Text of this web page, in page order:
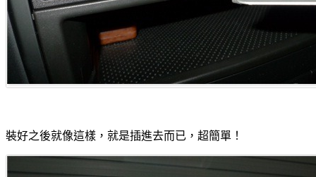
裝好之後就像這樣，就是插進去而已，超簡單！